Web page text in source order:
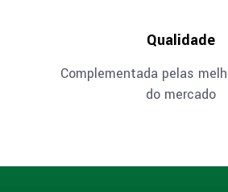
Qualidade
Complementada pelas
do mercado